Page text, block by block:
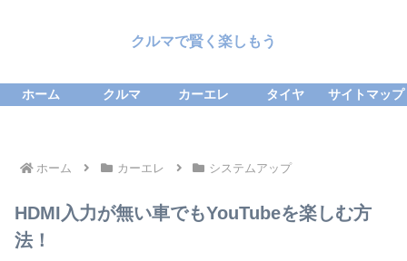
クルマで賢く楽しもう
ホーム クルマ カーエレ タイヤ サイトマップ
ホーム カーエレ システムアップ
HDMI入力が無い車でもYouTubeを楽しむ方
法！